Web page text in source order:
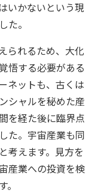
いかないという現
た。
られるため、大化
悟する必要がある
ネットも、古くは
シャルを秘めた産
を経た後に臨界点
た。宇宙産業も同
考えます。見方を
産業への投資を検